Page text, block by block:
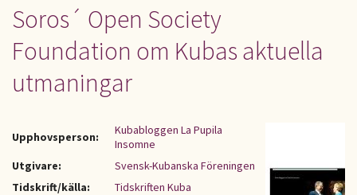
Soros´ Open Society
Foundation om Kubas aktuella
utmaningar
Upphovsperson:
Kubabloggen La Pupila
Insomne
Utgivare:
Svensk-Kubanska Föreningen
Tidskrift/källa:
Tidskriften Kuba